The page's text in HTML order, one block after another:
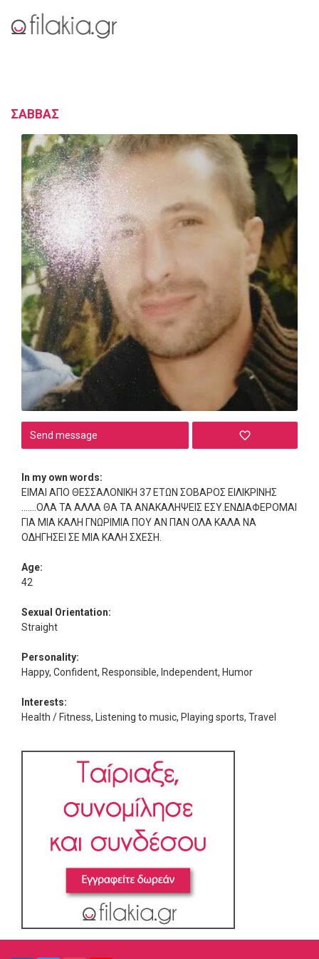
ΣΑΒΒΑΣ
Send message
In my own words:
ΕΙΜΑΙ ΑΠΟ ΘΕΣΣΑΛΟΝΙΚΗ 37 ΕΤΩΝ ΣΟΒΑΡΟΣ ΕΙΛΙΚΡΙΝΗΣ
.......ΟΛΑ ΤΑ ΑΛΛΑ ΘΑ ΤΑ ΑΝΑΚΑΛΗΨΕΙΣ ΕΣΥ.ΕΝΔΙΑΦΕΡΟΜΑΙ
ΓΙΑ ΜΙΑ ΚΑΛΗ ΓΝΩΡΙΜΙΑ ΠΟΥ ΑΝ ΠΑΝ ΟΛΑ ΚΑΛΑ ΝΑ
ΟΔΗΓΗΣΕΙ ΣΕ ΜΙΑ ΚΑΛΗ ΣΧΕΣΗ.
Age:
42
Sexual Orientation:
Straight
Personality:
Happy, Confident, Responsible, Independent, Humor
Interests:
Health / Fitness, Listening to music, Playing sports, Travel